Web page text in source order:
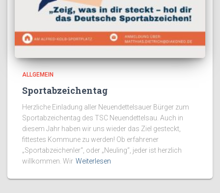
ALLGEMEIN
Sportabzeichentag
Herzliche Einladung aller Neuendettelsauer Bürger zum
Sportabzeichentag des TSC Neuendettelsau. Auch in
diesem Jahr haben wir uns wieder das Ziel gesteckt,
fittestes Kommune zu werden! Ob erfahrener
„Sportabzeichenler“, oder „Neuling“, jeder ist herzlich
willkommen. Wir Weiterlesen